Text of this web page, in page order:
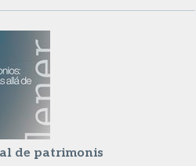
de patrimonis